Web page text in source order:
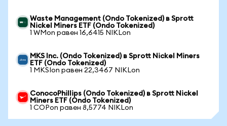
Waste Management (Ondo Tokenized) в Sprott
Nickel Miners ETF (Ondo Tokenized)
1 WMon равен 16,6415 NIKLon
MKS Inc. (Ondo Tokenized) в Sprott Nickel Miners
ETF (Ondo Tokenized)
1 MKSIon равен 22,3467 NIKLon
ConocoPhillips (Ondo Tokenized) в Sprott Nickel
Miners ETF (Ondo Tokenized)
1 COPon равен 8,5774 NIKLon